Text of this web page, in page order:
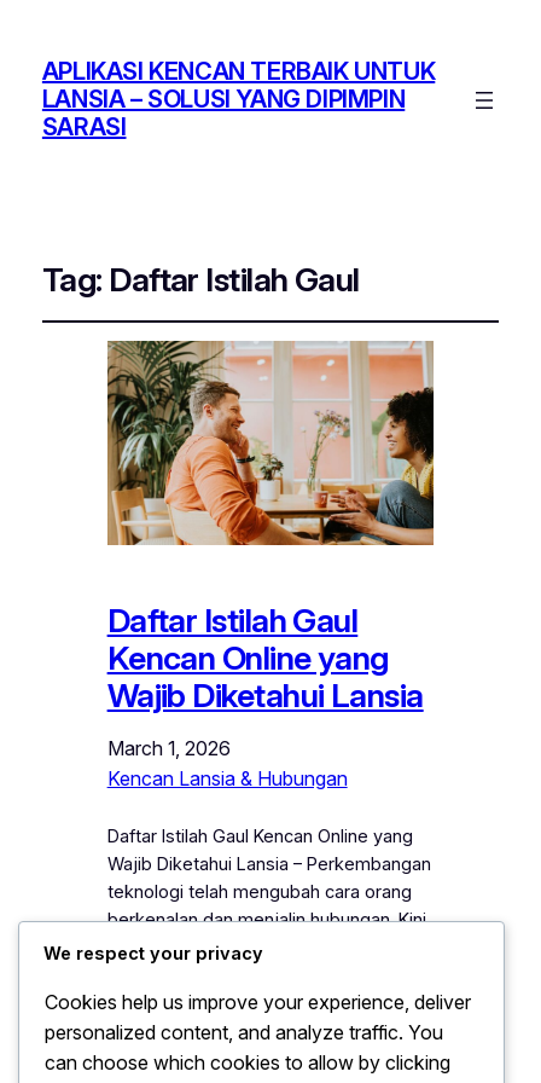
APLIKASI KENCAN TERBAIK UNTUK
LANSIA – SOLUSI YANG DIPIMPIN
SARASI
Tag: Daftar Istilah Gaul
Daftar Istilah Gaul
Kencan Online yang
Wajib Diketahui Lansia
March 1, 2026
Kencan Lansia & Hubungan
Daftar Istilah Gaul Kencan Online yang
Wajib Diketahui Lansia – Perkembangan
teknologi telah mengubah cara orang
berkenalan dan menjalin hubungan. Kini,
kencan tidak lagi terbatas pada
melalui aplikasi dan media sosial. Lansia
yang mulai mencoba dunia kencan
online sering kali menghadapi
We respect your privacy
Cookies help us improve your experience, deliver
personalized content, and analyze traffic. You
can choose which cookies to allow by clicking